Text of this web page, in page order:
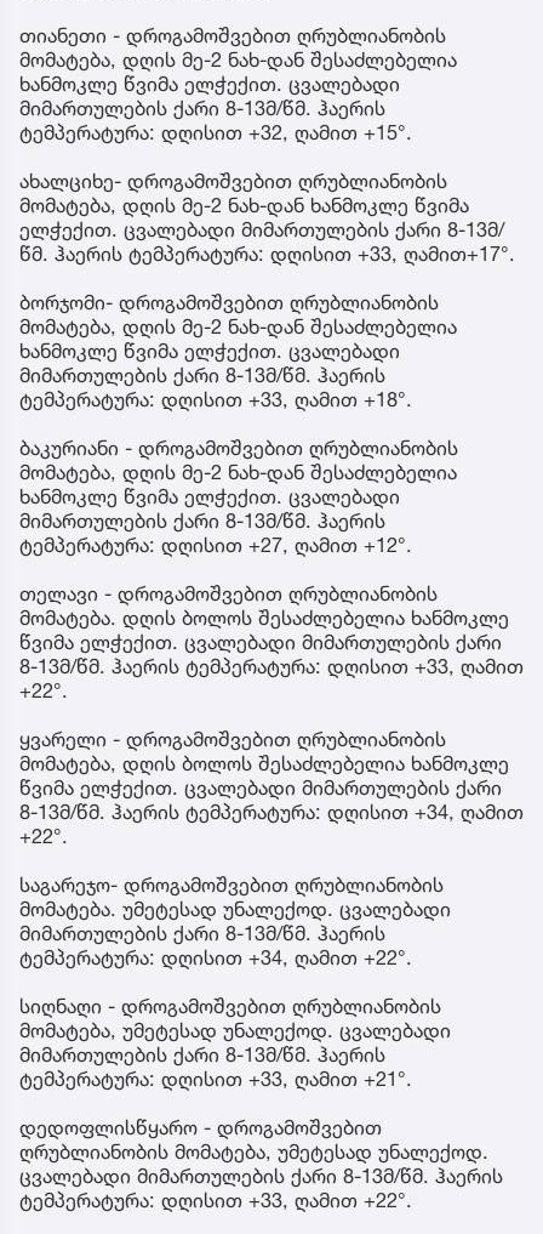
თიანეთი - დროგამოშვებით ღრუბლიანობის
მომატება, დღის მე-2 ნახ-დან შესაძლებელია
ხანმოკლე წვიმა ელჭექით. ცვალებადი
მიმართულების ქარი 8-13მ/წმ. ჰაერის
ტემპერატურა: დღისით +32, ღამით +15°.
ახალციხე- დროგამოშვებით ღრუბლიანობის
მომატება, დღის მე-2 ნახ-დან ხანმოკლე წვიმა
ელჭექით. ცვალებადი მიმართულების ქარი 8-13მ/
წმ. ჰაერის ტემპერატურა: დღისით +33, ღამით+17°.
ბორჯომი- დროგამოშვებით ღრუბლიანობის
მომატება, დღის მე-2 ნახ-დან შესაძლებელია
ხანმოკლე წვიმა ელჭექით. ცვალებადი
მიმართულების ქარი 8-13მ/წმ. ჰაერის
ტემპერატურა: დღისით +33, ღამით +18°.
ბაკურიანი - დროგამოშვებით ღრუბლიანობის
მომატება, დღის მე-2 ნახ-დან შესაძლებელია
ხანმოკლე წვიმა ელჭექით. ცვალებადი
მიმართულების ქარი 8-13მ/წმ. ჰაერის
ტემპერატურა: დღისით +27, ღამით +12°.
თელავი - დროგამოშვებით ღრუბლიანობის
მომატება. დღის ბოლოს შესაძლებელია ხანმოკლე
წვიმა ელჭექით. ცვალებადი მიმართულების ქარი
8-13მ/წმ. ჰაერის ტემპერატურა: დღისით +33, ღამით
+22°.
ყვარელი - დროგამოშვებით ღრუბლიანობის
მომატება, დღის ბოლოს შესაძლებელია ხანმოკლე
წვიმა ელჭექით. ცვალებადი მიმართულების ქარი
8-13მ/წმ. ჰაერის ტემპერატურა: დღისით +34, ღამით
+22°.
საგარეჯო- დროგამოშვებით ღრუბლიანობის
მომატება. უმეტესად უნალექოდ. ცვალებადი
მიმართულების ქარი 8-13მ/წმ. ჰაერის
ტემპერატურა: დღისით +34, ღამით +22°.
სიღნაღი - დროგამოშვებით ღრუბლიანობის
მომატება, უმეტესად უნალექოდ. ცვალებადი
მიმართულების ქარი 8-13მ/წმ. ჰაერის
ტემპერატურა: დღისით +33, ღამით +21°.
დედოფლისწყარო - დროგამოშვებით
ღრუბლიანობის მომატება, უმეტესად უნალექოდ.
ცვალებადი მიმართულების ქარი 8-13მ/წმ. ჰაერის
ტემპერატურა: დღისით +33, ღამით +22°.